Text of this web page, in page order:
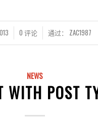
0 评论 通过： ZAC1987
NEWS
WITH POST